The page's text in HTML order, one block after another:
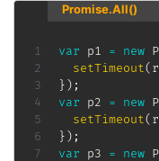
Promise.All()
var p1 = new
setTimeout(
}) ;
var p2 = new
setTimeout(
}) ;
var p3 = new